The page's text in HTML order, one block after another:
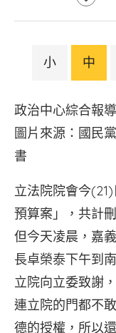
小 中
政治中心綜合報導
圖片來源：國民
立法院院會今
預算案」，共計
但今天凌晨，嘉
長卓榮泰下午到
立院向立委致謝
連立院的門都不
德的授權，所以